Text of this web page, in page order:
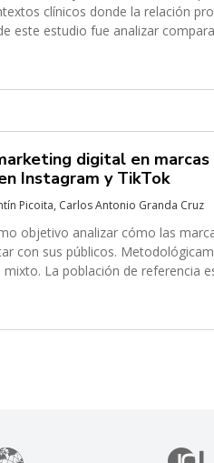
clínicos donde la relación
este estudio fue analizar
digital en
Instagram y TikTok
Picoita, Carlos Antonio Granda Cruz
objetivo analizar cómo las
con sus públicos.
La población de referencia